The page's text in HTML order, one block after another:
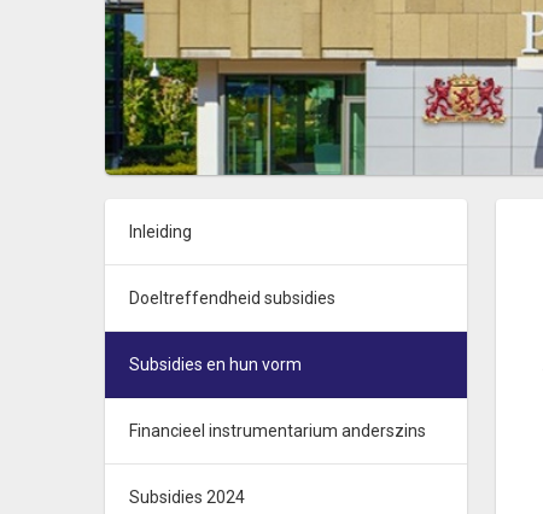
Inleiding
Doeltreffendheid subsidies
Subsidies en hun vorm
Financieel instrumentarium anderszins
Subsidies 2024